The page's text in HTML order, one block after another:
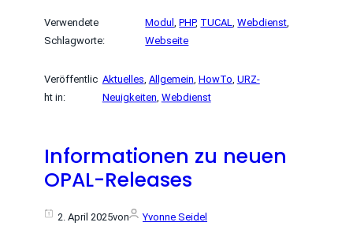
Verwendete
Schlagworte:
Modul , PHP, TUCAL , Webdienst
Webseite
Veröffentlic
ht in:
Aktuelles Allgemein HowTo URZ-
Neuigkeiten Webdienst
Informationen zu neuen
OPAL-Releases
2. April 2025von Yvonne Seidel